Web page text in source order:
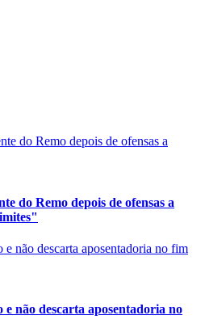
do Remo depois de ofensas a
não descarta aposentadoria no